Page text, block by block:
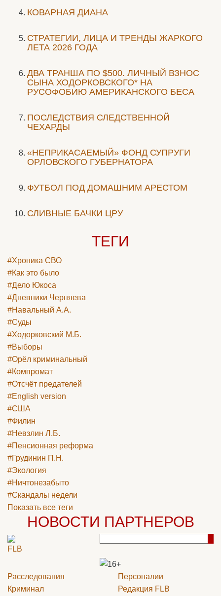
КОВАРНАЯ ДИАНА
СТРАТЕГИИ, ЛИЦА И ТРЕНДЫ ЖАРКОГО
ЛЕТА 2026 ГОДА
ДВА ТРАНША ПО $500. ЛИЧНЫЙ ВЗНОС
СЫНА ХОДОРКОВСКОГО* НА
РУСОФОБИЮ АМЕРИКАНСКОГО БЕСА
ПОСЛЕДСТВИЯ СЛЕДСТВЕННОЙ
ЧЕХАРДЫ
«НЕПРИКАСАЕМЫЙ» ФОНД СУПРУГИ
ОРЛОВСКОГО ГУБЕРНАТОРА
ФУТБОЛ ПОД ДОМАШНИМ АРЕСТОМ
СЛИВНЫЕ БАЧКИ ЦРУ
ТЕГИ
#Хроника СВО
#Как это было
#Дело Юкоса
#Дневники Черняева
#Навальный А.А.
#Суды
#Ходорковский М.Б.
#Выборы
#Орёл криминальный
#Компромат
#Отсчёт предателей
#English version
#США
#Филин
#Невзлин Л.Б.
#Пенсионная реформа
#Грудинин П.Н.
#Экология
#Ничтонезабыто
#Скандалы недели
Показать все теги
НОВОСТИ ПАРТНЕРОВ
Расследования
Криминал
Персоналии
Редакция FLB